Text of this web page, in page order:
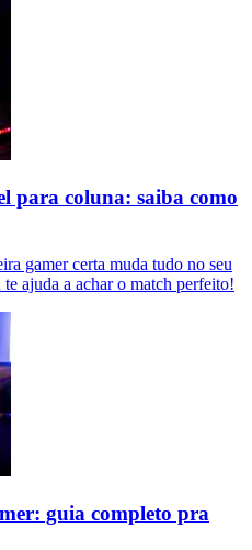
para coluna: saiba como
gamer certa muda tudo no seu
ajuda a achar o match perfeito!
guia completo pra